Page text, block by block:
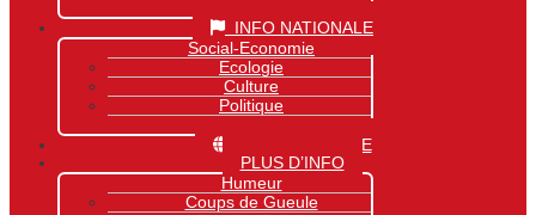
INFO NATIONALE
Social-Economie
Ecologie
Culture
Politique
INFO MONDIALE
PLUS D’INFO
Humeur
Coups de Gueule